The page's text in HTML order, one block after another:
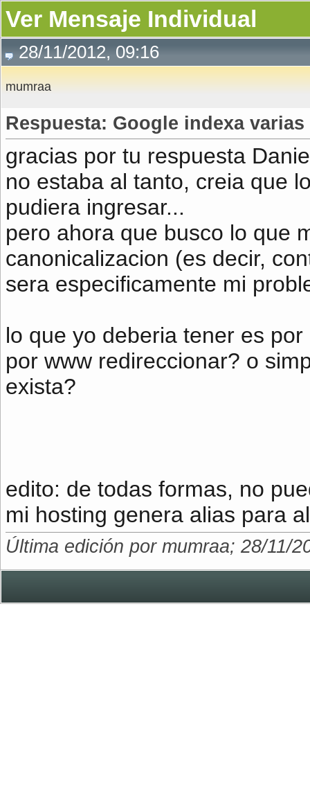
Ver Mensaje Individual
28/11/2012, 09:16
mumraa
Respuesta: Google indexa
gracias por tu respuesta
no estaba al tanto, creia que
pudiera ingresar...
pero ahora que busco lo que
canonicalizacion (es decir,
sera especificamente mi
lo que yo deberia tener es
por www redireccionar? o
exista?
edito: de todas formas, no
mi hosting genera alias para
Última edición por mumraa; 28/11/